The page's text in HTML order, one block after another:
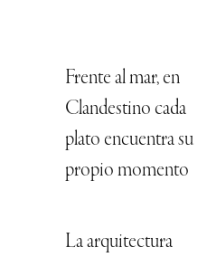
Frente al mar, en
Clandestino cada
plato encuentra su
propio momento
La arquitectura